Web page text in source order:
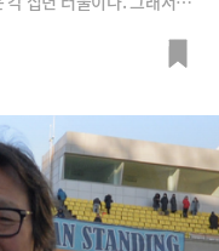
척자 '박지성', 유소년대표
당시 한국은 아시아 예선
시기는 2002년 월드컵이
트호번에 진출하면서부터
드컵 이후 유소년대표팀에
스다